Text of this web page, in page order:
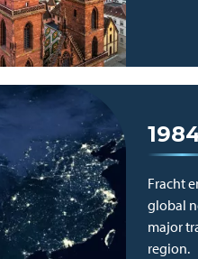
Fracht
global
major
region.